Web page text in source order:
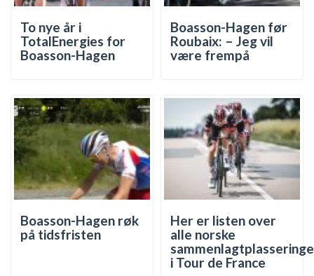
To nye år i
TotalEnergies for
Boasson-Hagen
Boasson-Hagen før
Roubaix: – Jeg vil
være frempå
Boasson-Hagen røk
på tidsfristen
Her er listen over
alle norske
i Tour de France